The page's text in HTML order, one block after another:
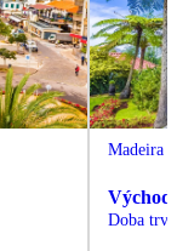
Madeira
Východ
Doba